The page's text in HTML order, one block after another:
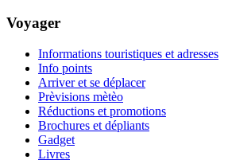
Voyager
Informations touristiques et adresses
Info points
Arriver et se déplacer
Prèvisions mètèo
Réductions et promotions
Brochures et dépliants
Gadget
Livres